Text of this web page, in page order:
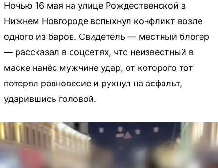
Ночью 16 мая на улице Рождественской в
Нижнем Новгороде вспыхнул конфликт возле
одного из баров. Свидетель — местный блогер
— рассказал в соцсетях, что неизвестный в
маске нанёс мужчине удар, от которого тот
потерял равновесие и рухнул на асфальт,
ударившись головой.